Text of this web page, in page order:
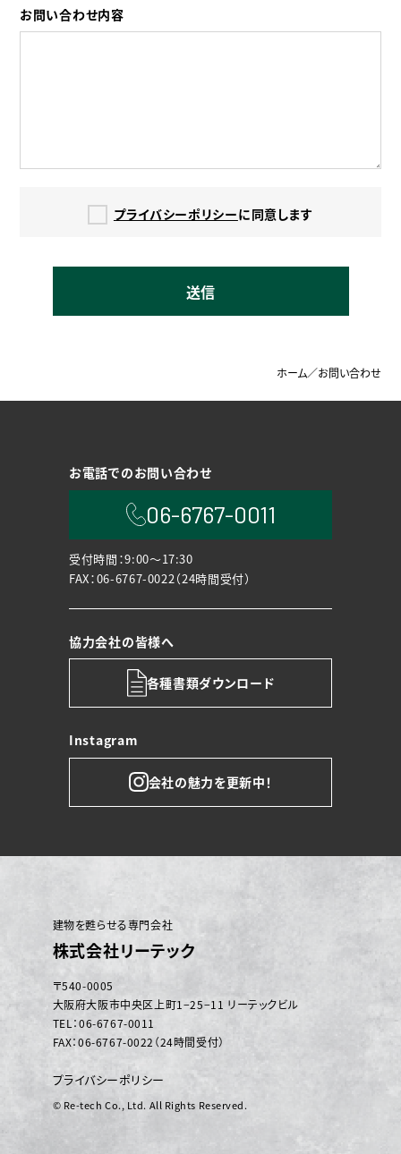
お問い合わせ内容
プライバシーポリシーに同意します
ホーム／お問い合わせ
建物を甦らせる専門会社
株式会社リーテック
〒540-0005
大阪府大阪市中央区上町1−25−11 リーテックビル
TEL：06-6767-0011
FAX：06-6767-0022（24時間受付）
© Re-tech Co., Ltd. All Rights Reserved.
プライバシーポリシー
お電話でのお問い合わせ
06-6767-0011
受付時間：9:00〜17:30
FAX：06-6767-0022（24時間受付）
協力会社の皆様へ
各種書類ダウンロード
Instagram
会社の魅力を更新中！